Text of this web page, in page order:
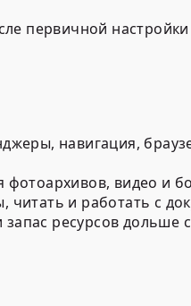
первичной
навигация,
фотоархивов, видео и
и работать с
ресурсов